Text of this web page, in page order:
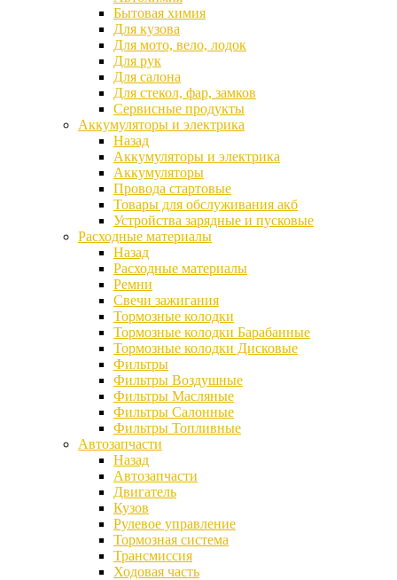
Бытовая химия
Для кузова
Для мото, вело, лодок
Для рук
Для салона
Для стекол, фар, замков
Сервисные продукты
Аккумуляторы и электрика
Назад
Аккумуляторы и электрика
Аккумуляторы
Провода стартовые
Товары для обслуживания акб
Устройства зарядные и пусковые
Расходные материалы
Назад
Расходные материалы
Ремни
Свечи зажигания
Тормозные колодки
Тормозные колодки Барабанные
Тормозные колодки Дисковые
Фильтры
Фильтры Воздушные
Фильтры Масляные
Фильтры Салонные
Фильтры Топливные
Автозапчасти
Назад
Автозапчасти
Двигатель
Кузов
Рулевое управление
Тормозная система
Трансмиссия
Ходовая часть